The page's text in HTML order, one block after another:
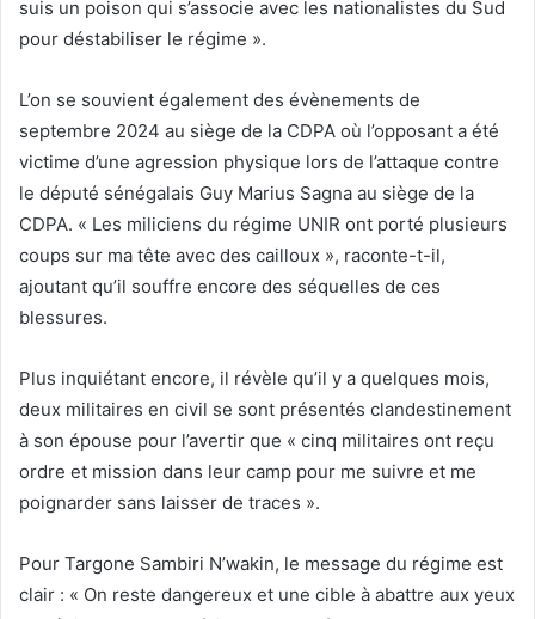
suis un poison qui s’associe avec les nationalistes du Sud
pour déstabiliser le régime ».
L’on se souvient également des évènements de
septembre 2024 au siège de la CDPA où l’opposant a été
victime d’une agression physique lors de l’attaque contre
le député sénégalais Guy Marius Sagna au siège de la
CDPA. « Les miliciens du régime UNIR ont porté plusieurs
coups sur ma tête avec des cailloux », raconte-t-il,
ajoutant qu’il souffre encore des séquelles de ces
blessures.
Plus inquiétant encore, il révèle qu’il y a quelques mois,
deux militaires en civil se sont présentés clandestinement
à son épouse pour l’avertir que « cinq militaires ont reçu
ordre et mission dans leur camp pour me suivre et me
poignarder sans laisser de traces ».
Pour Targone Sambiri N’wakin, le message du régime est
clair : « On reste dangereux et une cible à abattre aux yeux